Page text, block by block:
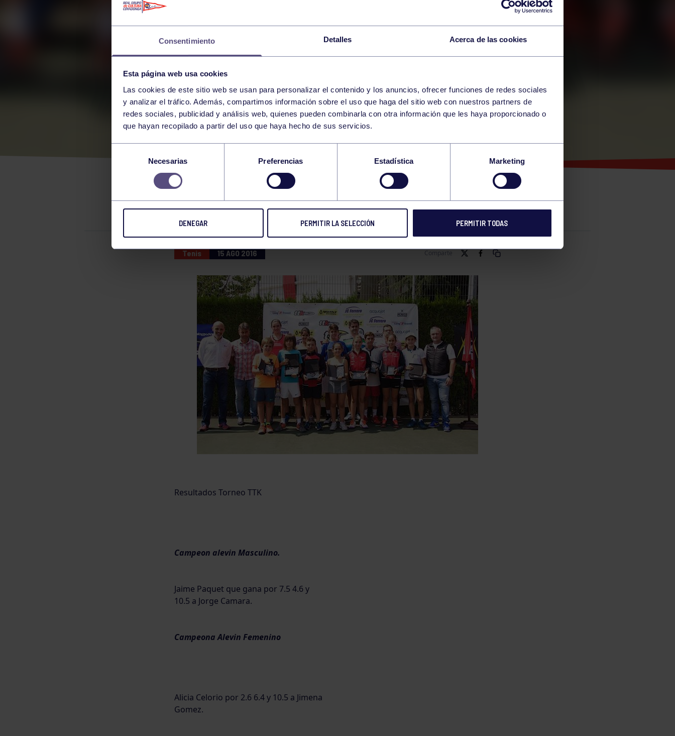
Consentimiento Detalles Acerca de las cookies
Esta página web usa cookies
Las cookies de este sitio web se usan para personalizar el contenido y los anuncios, ofrecer funciones de redes sociales
y analizar el tráfico. Además, compartimos información sobre el uso que haga del sitio web con nuestros partners de
redes sociales, publicidad y análisis web, quienes pueden combinarla con otra información que les haya proporcionado o
que hayan recopilado a partir del uso que haya hecho de sus servicios.
consentimiento
Necesarias Preferencias Estadística Marketing
DENEGAR PERMITIR LA SELECCIÓN PERMITIR TODAS
TENIS
RESULTADOS TORNEO TTK
Tenis 15 AGO 2016 Comparte
Resultados Torneo TTK
Campeon alevin Masculino.
Jaime Paquet que gana por 7.5 4.6 y
10.5 a Jorge Camara.
Campeona Alevin Femenino
Alicia Celorio por 2.6 6.4 y 10.5 a Jimena
Gomez.